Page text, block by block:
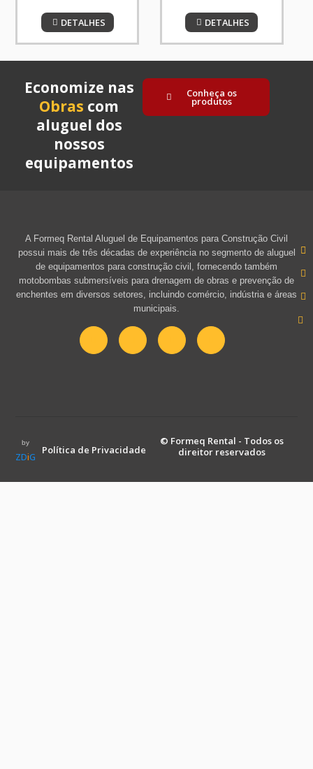
DETALHES DETALHES
Economize nas
Obras com
aluguel dos
nossos
equipamentos
Conheça os
produtos
A Formeq Rental Aluguel de Equipamentos para Construção Civil
possui mais de três décadas de experiência no segmento de aluguel
de equipamentos para construção civil, fornecendo também
motobombas submersíveis para drenagem de obras e prevenção de
enchentes em diversos setores, incluindo comércio, indústria e áreas
municipais.
by
ZDiG
Política de Privacidade
© Formeq Rental - Todos os
direitor reservados